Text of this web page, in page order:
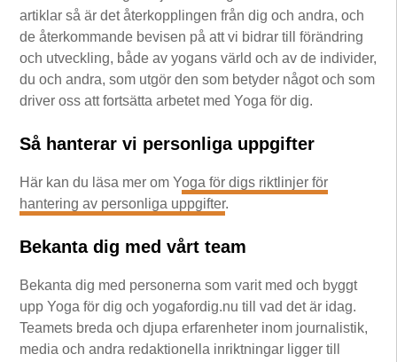
artiklar så är det återkopplingen från dig och andra, och
de återkommande bevisen på att vi bidrar till förändring
och utveckling, både av yogans värld och av de individer,
du och andra, som utgör den som betyder något och som
driver oss att fortsätta arbetet med Yoga för dig.
Så hanterar vi personliga uppgifter
Här kan du läsa mer om Yoga för digs riktlinjer för
hantering av personliga uppgifter.
Bekanta dig med vårt team
Bekanta dig med personerna som varit med och byggt
upp Yoga för dig och yogafordig.nu till vad det är idag.
Teamets breda och djupa erfarenheter inom journalistik,
media och andra redaktionella inriktningar ligger till